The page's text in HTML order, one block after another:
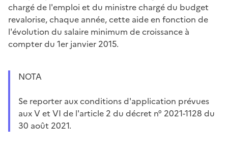
chargé de l'emploi et du ministre chargé du budget
revalorise, chaque année, cette aide en fonction de
l'évolution du salaire minimum de croissance à
compter du 1er janvier 2015.
NOTA
Se reporter aux conditions d'application prévues
aux V et VI de l'article 2 du décret n° 2021-1128 du
30 août 2021.